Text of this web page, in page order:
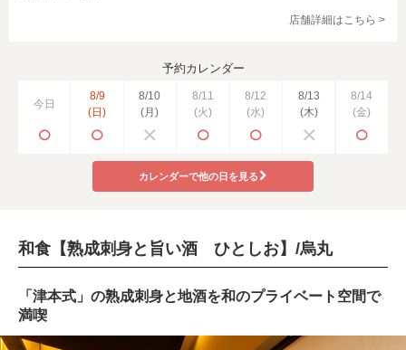
店舗詳細はこちら >
予約カレンダー
今日
8/9
(日)
8/10
(月)
8/11
(火)
8/12
(水)
8/13
(木)
8/14
(金)
カレンダーで他の日を見る
和食【熟成刺身と旨い酒 ひとしお】/烏丸
「津本式」の熟成刺身と地酒を和のプライベート空間で
満喫